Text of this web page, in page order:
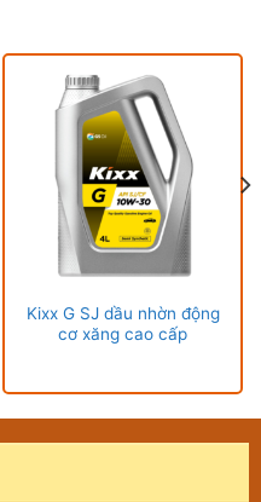
Kixx G SJ dầu nhờn động
cơ xăng cao cấp